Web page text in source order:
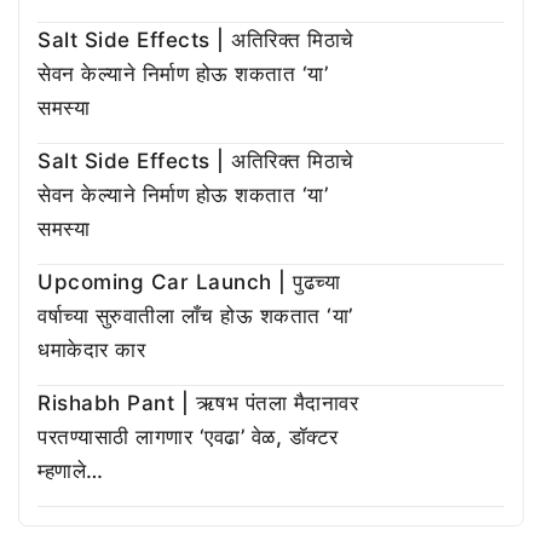
Salt Side Effects | अतिरिक्त मिठाचे
सेवन केल्याने निर्माण होऊ शकतात ‘या’
समस्या
Salt Side Effects | अतिरिक्त मिठाचे
सेवन केल्याने निर्माण होऊ शकतात ‘या’
समस्या
Upcoming Car Launch | पुढच्या
वर्षाच्या सुरुवातीला लाँच होऊ शकतात ‘या’
धमाकेदार कार
Rishabh Pant | ऋषभ पंतला मैदानावर
परतण्यासाठी लागणार ‘एवढा’ वेळ, डॉक्टर
म्हणाले…